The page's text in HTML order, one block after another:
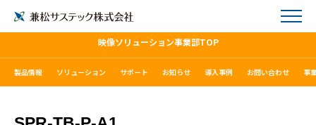
映像ソリューション事業部TOP
製品情報 ソリューション サポート お知らせ 導入事例 お問い合わせ 事